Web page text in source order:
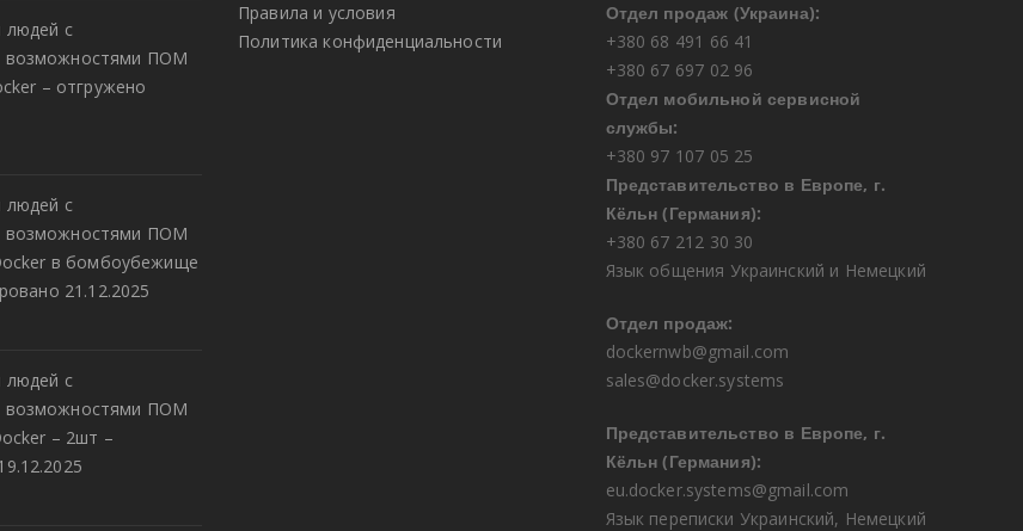
людей с
возможностями ПОМ
– отгружено
людей с
возможностями ПОМ
в бомбоубежище
21.12.2025
людей с
возможностями ПОМ
– 2шт –
Правила и условия
Политика конфиденциальности
Отдел продаж (Украина):
+380 68 491 66 41
+380 67 697 02 96
Отдел мобильной сервисной
службы:
+380 97 107 05 25
Представительство в Европе, г.
Кёльн (Германия):
+380 67 212 30 30
Язык общения Украинский и Немецкий
Отдел продаж:
dockernwb@gmail.com
sales@docker.systems
Представительство в Европе, г.
Кёльн (Германия):
eu.docker.systems@gmail.com
Язык переписки Украинский, Немецкий